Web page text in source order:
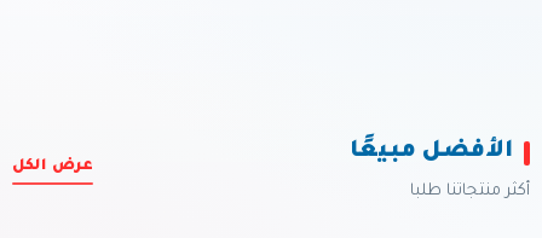
الأفضل مبيعًا
أكثر منتجاتنا طلبا
عرض الكل